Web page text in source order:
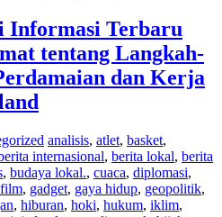
Informasi Terbaru
tentang Langkah-
dan Kerja
analisis, atlet, basket,
internasional, berita lokal, berita
, budaya lokal., cuaca, diplomasi,
film, gadget, gaya hidup, geopolitik,
, hiburan, hoki, hukum, iklim,